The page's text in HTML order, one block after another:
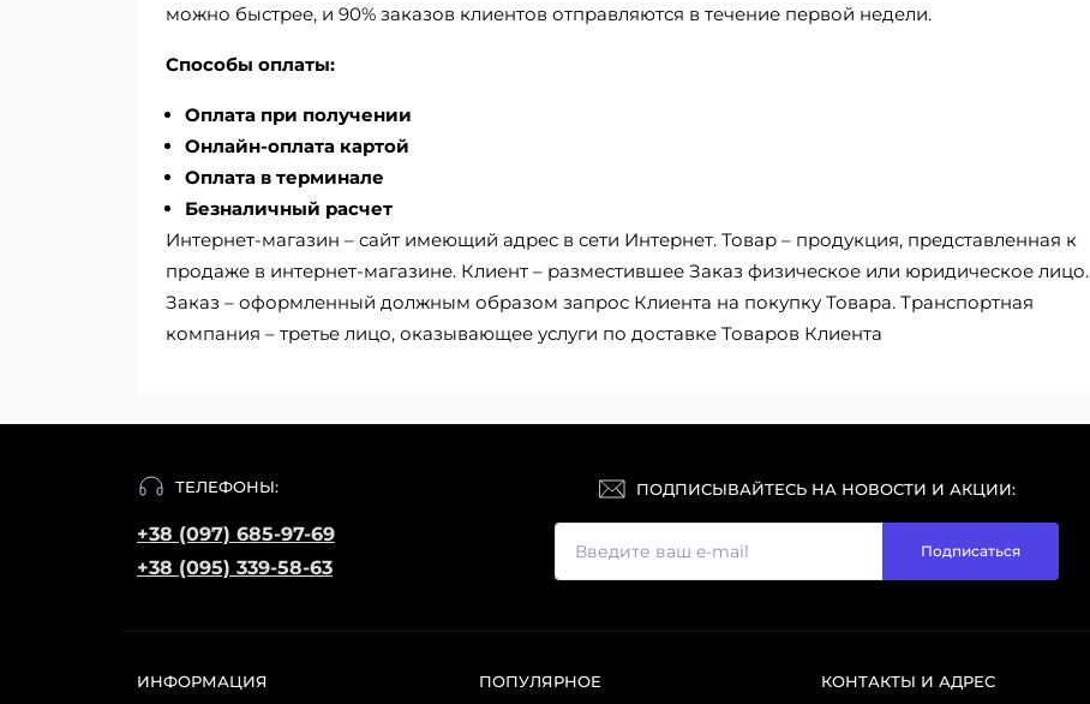
можно быстрее, и 90% заказов клиентов отправляются в течение первой недели.
Способы оплаты:
Оплата при получении
Онлайн-оплата картой
Оплата в терминале
Безналичный расчет
Интернет-магазин – сайт имеющий адрес в сети Интернет. Товар – продукция, представленная к
продаже в интернет-магазине. Клиент – разместившее Заказ физическое или юридическое лицо.
Заказ – оформленный должным образом запрос Клиента на покупку Товара. Транспортная
компания – третье лицо, оказывающее услуги по доставке Товаров Клиента
ТЕЛЕФОНЫ:
+38 (097) 685-97-69
+38 (095) 339-58-63
ПОДПИСЫВАЙТЕСЬ НА НОВОСТИ И АКЦИИ:
Подписаться
ИНФОРМАЦИЯ ПОПУЛЯРНОЕ КОНТАКТЫ И АДРЕС